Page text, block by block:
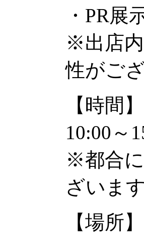
・PR展
※出店
性がご
【時間】
10:00～
※都合
ざいます
【場所】